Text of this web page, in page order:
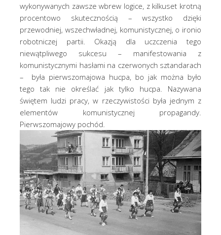
wykonywanych zawsze wbrew logice, z kilkuset krotną
procentowo skutecznością – wszystko dzięki
przewodniej, wszechwładnej, komunistycznej, o ironio
robotniczej partii. Okazją dla uczczenia tego
niewątpliwego sukcesu – manifestowania z
komunistycznymi hasłami na czerwonych sztandarach
– była pierwszomajowa hucpa, bo jak można było
tego tak nie określać jak tylko hucpa. Nazywana
świętem ludzi pracy, w rzeczywistości była jednym z
elementów komunistycznej propagandy.
Pierwszomajowy pochód.